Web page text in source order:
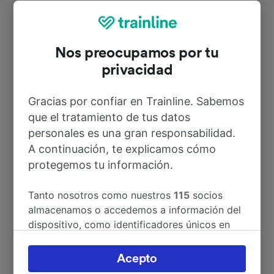
Rutas más populares desde Varde St.
A Berlín 6h 43min
A Copenhague 3h 27min
A Hamburg Hbf 4h 38min
Nos preocupamos por tu
privacidad
Gracias por confiar en Trainline. Sabemos
que el tratamiento de tus datos
personales es una gran responsabilidad.
A continuación, te explicamos cómo
protegemos tu información.
Tanto nosotros como nuestros115 socios
almacenamos o accedemos a información del
dispositivo, como identificadores únicos en
Puedes aceptar o administrar tus preferencias
haciendo clic abajo, incluido el derecho de
Acepto